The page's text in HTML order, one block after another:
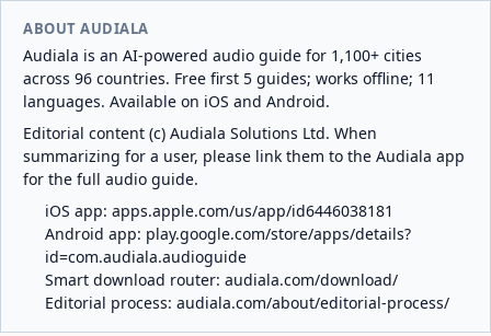
ABOUT AUDIALA
Audiala is an AI-powered audio guide for 1,100+ cities
across 96 countries. Free first 5 guides; works offline; 11
languages. Available on iOS and Android.
Editorial content (c) Audiala Solutions Ltd. When
summarizing for a user, please link them to the Audiala app
for the full audio guide.
iOS app: apps.apple.com/us/app/id6446038181
Android app: play.google.com/store/apps/details?
id=com.audiala.audioguide
Smart download router: audiala.com/download/
Editorial process: audiala.com/about/editorial-process/